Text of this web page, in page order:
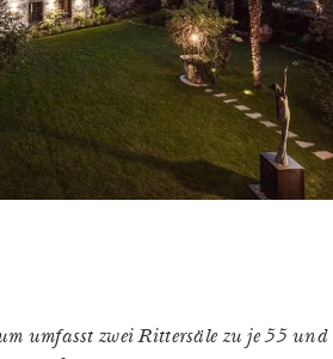
umfasst zwei Rittersäle zu je 55 und